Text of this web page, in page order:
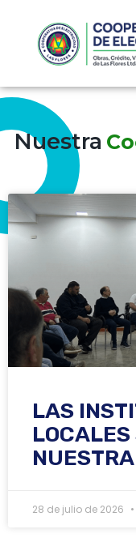
Nuestra
LAS
LOCALES
28 de julio de 2026